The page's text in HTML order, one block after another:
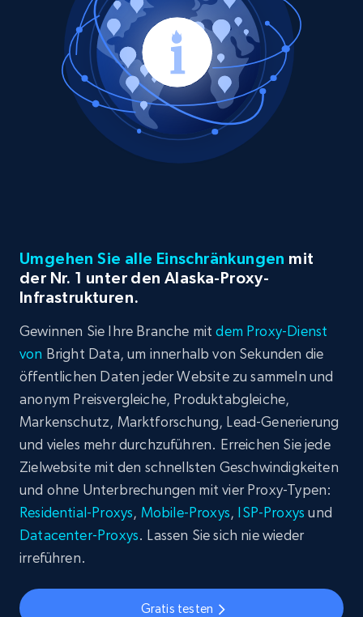
Umgehen Sie alle Einschränkungen mit
der Nr. 1 unter den Alaska-Proxy-
Infrastrukturen.
Gewinnen Sie Ihre Branche mitdem Proxy-Dienst
von Bright Data, um innerhalb von Sekunden die
öffentlichen Daten jeder Website zu sammeln und
anonym Preisvergleiche, Produktabgleiche,
Markenschutz, Marktforschung, Lead-Generierung
und vieles mehr durchzuführen. Erreichen Sie jede
Zielwebsite mit den schnellsten Geschwindigkeiten
und ohne Unterbrechungen mit vier Proxy-Typen:
Residential-Proxys, Mobile-Proxys, ISP-Proxys und
Datacenter-Proxys. Lassen Sie sich nie wieder
irreführen.
Gratis testen